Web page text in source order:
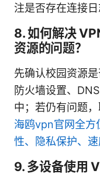
注是否存在连接
8. 如何解决
资源的问题？
先确认校园资源
防火墙设置、
中；若仍有问题
海鸥vpn官网全方
性、隐私保护、
9. 多设备使用